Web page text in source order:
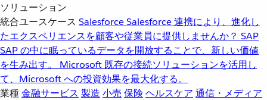
ソリューション
統合ユースケース SalesforceSalesforce 連携により、進化し
たエクスペリエンスを顧客や従業員に提供しませんか？ SAP
SAP の中に眠っているデータを開放することで、新しい価値
を生み出す。
Microsoft 既存の接続ソリューションを活用し
て、Microsoft への投資効果を最大化する。
業種金融サービス 製造 小売 保険 ヘルスケア 通信・メディア